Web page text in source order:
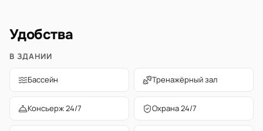
Удобства
В ЗДАНИИ
Бассейн Тренажёрный зал
Консьерж 24/7 Охрана 24/7